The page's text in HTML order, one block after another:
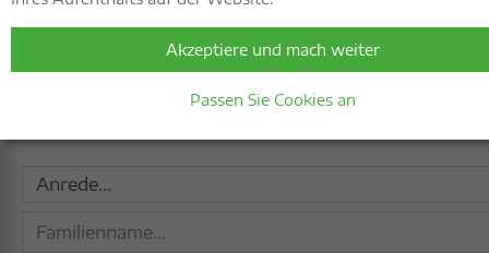
Anmeldung!
Jetzt zum Newsletter anmelden. Mit unserem
Akzeptiere und mach weiter
Passen Sie Cookies an